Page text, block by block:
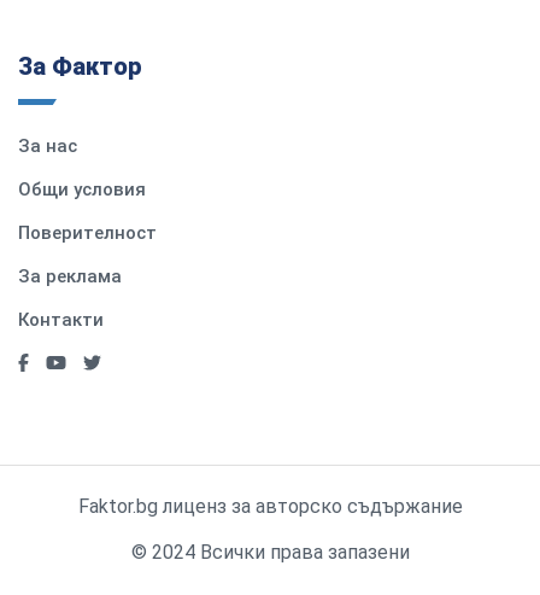
За Фактор
За нас
Общи условия
Поверителност
За реклама
Контакти
Faktor.bg лиценз за авторско съдържание
© 2024 Всички права запазени